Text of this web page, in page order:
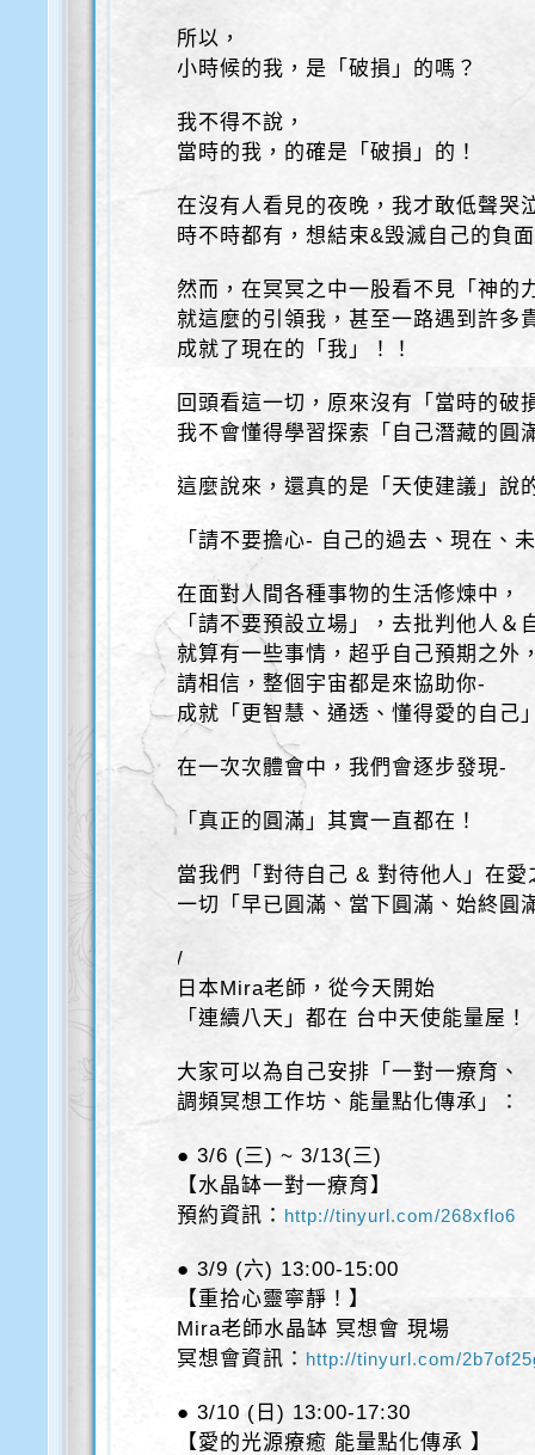
所以，
小時候的我，是「破損」的嗎？
我不得不說，
當時的我，的確是「破損」的！
在沒有人看見的夜晚，我才敢低聲哭
時不時都有，想結束&毁滅自己的負
然而，在冥冥之中一股看不見「神的
就這麼的引領我，甚至一路遇到許多
成就了現在的「我」！！
回頭看這一切，原來沒有「當時的破
我不會懂得學習探索「自己潛藏的圓
這麼說來，還真的是「天使建議」說
「請不要擔心- 自己的過去、現在、
在面對人間各種事物的生活修煉中，
「請不要預設立場」，去批判他人＆
就算有一些事情，超乎自己預期之外
請相信，整個宇宙都是來協助你-
成就「更智慧、通透、懂得愛的自己
在一次次體會中，我們會逐步發現-
「真正的圓滿」其實一直都在！
當我們「對待自己 & 對待他人」在愛
一切「早已圓滿、當下圓滿、始終圓
/
日本Mira老師，從今天開始
「連續八天」都在 台中天使能量屋！
大家可以為自己安排「一對一療育、
調頻冥想工作坊、能量點化傳承」：
● 3/6 (三) ~ 3/13(三)
【水晶缽一對一療育】
預約資訊： http://tinyurl.com/268xflo6
● 3/9 (六) 13:00-15:00
【重拾心靈寧靜！】
Mira老師水晶缽 冥想會 現場
冥想會資訊： http://tinyurl.com/
● 3/10 (日) 13:00-17:30
【愛的光源療癒 能量點化傳承 】